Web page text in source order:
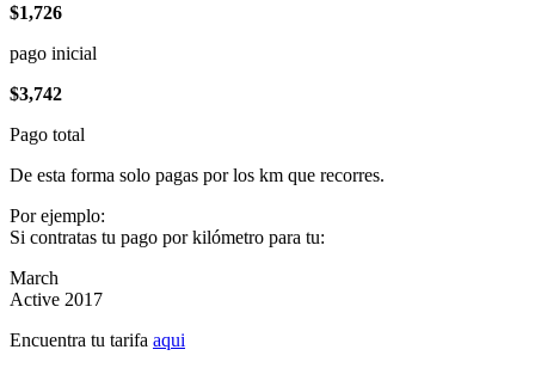
$1,726
pago inicial
$3,742
Pago total
De esta forma solo pagas por los km que recorres.
Por ejemplo:
Si contratas tu pago por kilómetro para tu:
March
Active 2017
Encuentra tu tarifa aqui